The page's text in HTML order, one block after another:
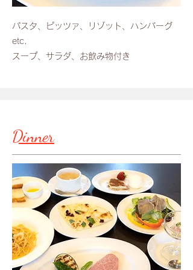
パスタ、ピッツァ、リゾット、ハンバーグ
etc.
スープ、サラダ、お飲み物付き
​Dinner